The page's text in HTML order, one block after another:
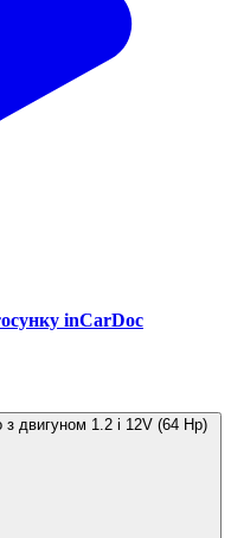
inCarDoc
двигуном 1.2 i 12V (64 Hp)